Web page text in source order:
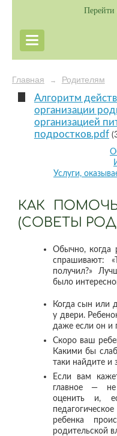
Главная → Родителям
Алгоритм
организации
организацией
подростков.pdf
Услуги,
КАК
(СОВЕТЫ
Обычно, когда
спрашивают:
получил?»
было
Когда сын или
у двери.
даже если он и
Скоро ваш
Какими бы
таки найдите и
Если вам
главное — не
оценить и,
ребенка
родительской